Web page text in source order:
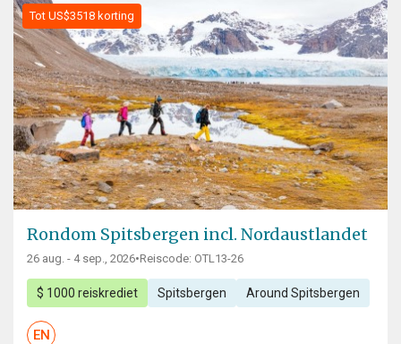
Tot US$3518 korting
Rondom Spitsbergen incl. Nordaustlandet
26 aug. - 4 sep., 2026•Reiscode: OTL13-26
$ 1000 reiskrediet Spitsbergen Around Spitsbergen
EN